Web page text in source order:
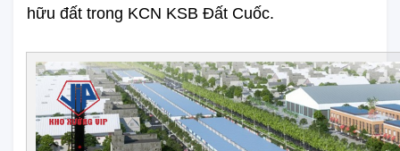
hữu đất trong KCN KSB Đất Cuốc.